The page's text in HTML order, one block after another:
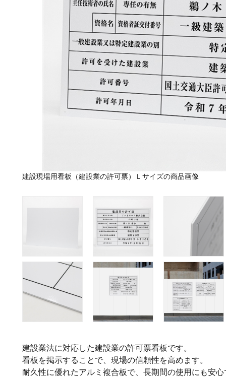
建設現場用看板（建設業の許可票）Ｌサイズの商品画像
建設業法に対応した建設業の許可票看板です。
看板を掲示することで、現場の信頼性を高めます。
耐久性に優れたアルミ複合板で、長期間の使用にも安心